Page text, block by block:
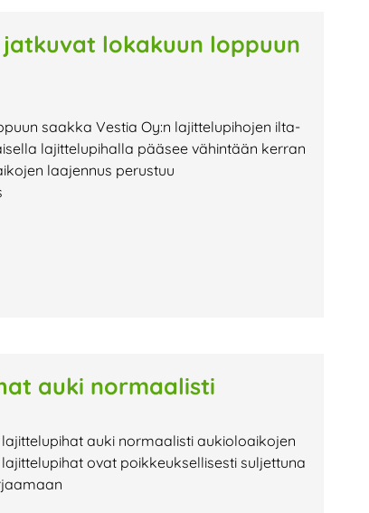
lokakuun loppuun
saakka Vestia Oy:n lajittelupihojen ilta-
lajittelupihalla pääsee vähintään kerran
laajennus perustuu
auki normaalisti
auki normaalisti aukioloaikojen
ovat poikkeuksellisesti suljettuna